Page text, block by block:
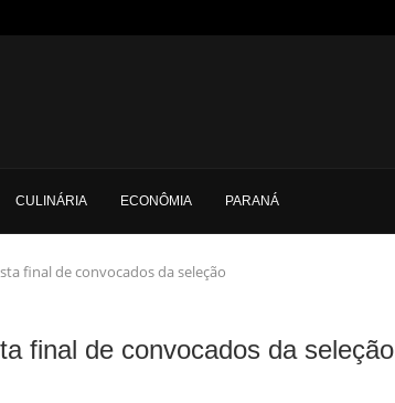
CULINÁRIA ECONÔMIA PARANÁ
final de convocados da seleção
final de convocados da seleção